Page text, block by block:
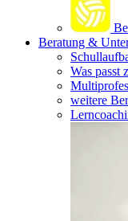
Beratung &
Was passt
weitere